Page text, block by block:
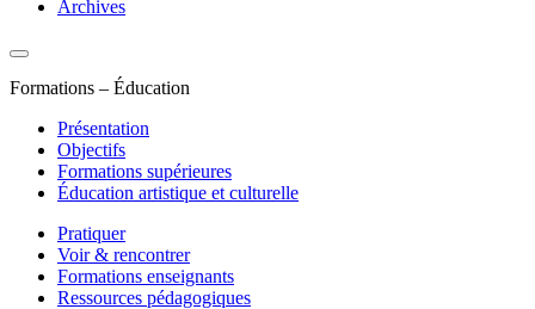
Archives
Formations – Éducation
Présentation
Objectifs
Formations supérieures
Éducation artistique et culturelle
Pratiquer
Voir & rencontrer
Formations enseignants
Ressources pédagogiques